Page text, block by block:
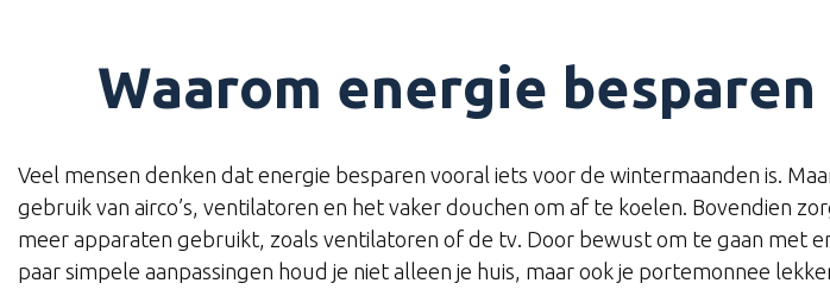
Waarom energie
Veel mensen denken dat energie besparen vooral iets voor de wintermaanden is.
gebruik van airco’s, ventilatoren en het vaker douchen om af te koelen. Bovendien
meer apparaten gebruikt, zoals ventilatoren of de tv. Door bewust om te gaan met
paar simpele aanpassingen houd je niet alleen je huis, maar ook je portemonnee